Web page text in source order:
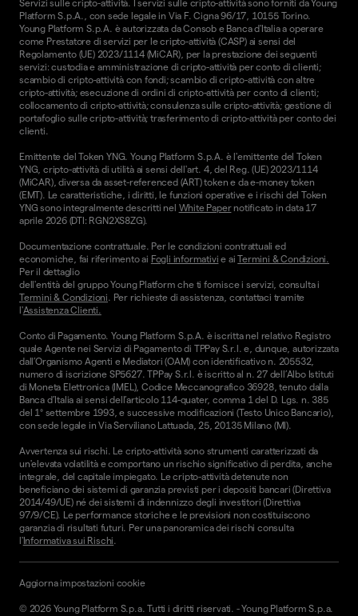
Servizi sulle cripto-attività. I servizi sulle cripto-attività sono forniti da Young
Platform S.p.A., con sede legale in Via F. Cigna 96/17, 10155 Torino.
Young Platform S.p.A. è autorizzata da Consob e Banca d'Italia a operare
come Prestatore di servizi per le cripto-attività (CASP) ai sensi del
Regolamento (UE) 2023/1114 (MiCAR), per la prestazione dei seguenti
servizi: custodia e amministrazione di cripto-attività per conto di clienti;
scambio di cripto-attività con fondi; scambio di cripto-attività con altre
cripto-attività; esecuzione di ordini di cripto-attività per conto di clienti;
collocamento di cripto-attività; consulenza sulle cripto-attività; gestione di
portafoglio sulle cripto-attività; trasferimento di cripto-attività per conto dei
clienti.
Emittente del Token YNG. Young Platform S.p.A. è l'emittente del Token
YNG, cripto-attività di utilità ai sensi dell'art. 4, del Reg. (UE) 2023/1114
(MiCAR), diversa da asset-referenced (ART) token e da e-money token
(EMT). Le caratteristiche, i diritti, le funzioni operative e i rischi del Token
YNG sono integralmente descritti nel White Papernotificato in data 17
aprile 2026 (DTI: RGN2XS8ZG).
Documentazione contrattuale. Per le condizioni contrattuali ed
economiche, fai riferimento ai Fogli informativi e aiTermini & Condizioni.
Per il dettaglio
dell'entità del gruppo Young Platform che ti fornisce i servizi, consulta i
Termini & Condizioni . Per richieste di assistenza, contattaci tramite
l'Assistenza Clienti.
Conto di Pagamento. Young Platform S.p.A. è iscritta nel relativo Registro
quale Agente nei Servizi di Pagamento di TPPay S.r.l. e, dunque, autorizzata
dall’Organismo Agenti e Mediatori (OAM) con identificativo n. 205532,
numero di iscrizione SP5627. TPPay S.r.l. è iscritto al n. 27 dell’Albo Istituti
di Moneta Elettronica (IMEL), Codice Meccanografico 36928, tenuto dalla
Banca d’Italia ai sensi dell’articolo 114-quater, comma 1 del D. Lgs. n. 385
del 1° settembre 1993, e successive modificazioni (Testo Unico Bancario),
con sede legale in Via Serviliano Lattuada, 25, 20135 Milano (MI).
Avvertenza sui rischi. Le cripto-attività sono strumenti caratterizzati da
un'elevata volatilità e comportano un rischio significativo di perdita, anche
integrale, del capitale impiegato. Le cripto-attività detenute non
beneficiano dei sistemi di garanzia previsti per i depositi bancari (Direttiva
2014/49/UE) né dei sistemi di indennizzo degli investitori (Direttiva
97/9/CE). Le performance storiche e le previsioni non costituiscono
garanzia di risultati futuri. Per una panoramica dei rischi consulta
l'Informativa sui Rischi
© 2026 Young Platform S.p.a. Tutti i diritti riservati. -Young Platform S.p.a.
Aggiorna impostazioni cookie